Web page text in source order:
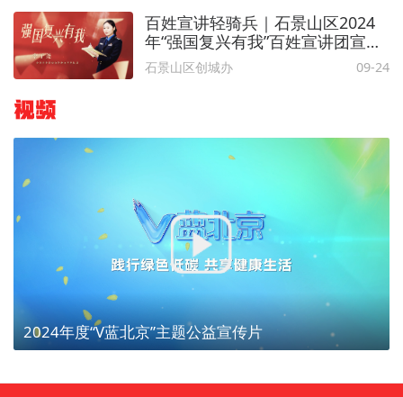
百姓宣讲轻骑兵｜石景山区2024
年“强国复兴有我”百姓宣讲团宣讲
员风采
石景山区创城办 09-24
视频
2024年度“V蓝北京”主题公益宣传片